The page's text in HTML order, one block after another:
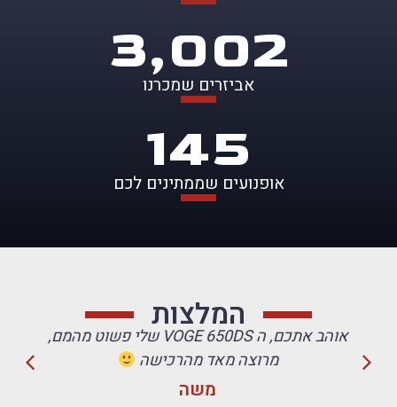
אביזרים שמכרנו
3,369
אופנועים שממתינים לכם
179
המלצות
אוהב אתכם, ה VOGE 650DS שלי פשוט מהמם,
מרוצה מאד מהרכישה
משה